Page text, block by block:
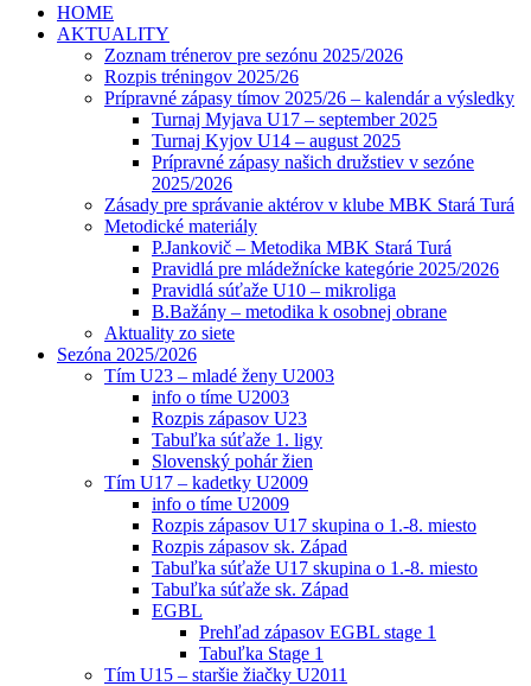
HOME
AKTUALITY
Zoznam trénerov pre sezónu 2025/2026
Rozpis tréningov 2025/26
Prípravné zápasy tímov 2025/26 – kalendár a výsledky
Turnaj Myjava U17 – september 2025
Turnaj Kyjov U14 – august 2025
Prípravné zápasy našich družstiev v sezóne
2025/2026
Zásady pre správanie aktérov v klube MBK Stará Turá
Metodické materiály
P.Jankovič – Metodika MBK Stará Turá
Pravidlá pre mládežnícke kategórie 2025/2026
Pravidlá súťaže U10 – mikroliga
B.Bažány – metodika k osobnej obrane
Aktuality zo siete
Sezóna 2025/2026
Tím U23 – mladé ženy U2003
info o tíme U2003
Rozpis zápasov U23
Tabuľka súťaže 1. ligy
Slovenský pohár žien
Tím U17 – kadetky U2009
info o tíme U2009
Rozpis zápasov U17 skupina o 1.-8. miesto
Rozpis zápasov sk. Západ
Tabuľka súťaže U17 skupina o 1.-8. miesto
Tabuľka súťaže sk. Západ
EGBL
Prehľad zápasov EGBL stage 1
Tabuľka Stage 1
Tím U15 – staršie žiačky U2011